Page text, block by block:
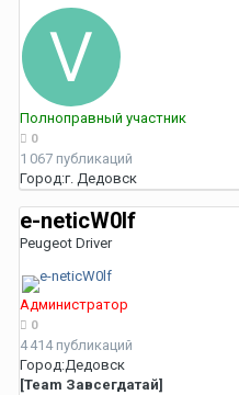
Полноправный участник
0
1 067 публикаций
Город:г. Дедовск
e-neticW0lf
Peugeot Driver
Администратор
0
4 414 публикаций
Город:Дедовск
[Team Завсегдатай]